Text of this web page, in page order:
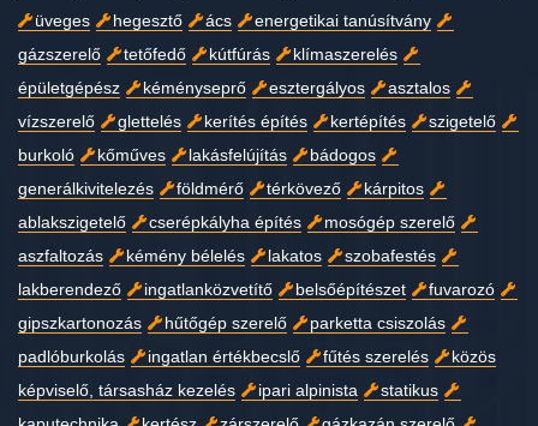
üveges
hegesztő ács
energetikai tanúsítvány
gázszerelő
tetőfedő kútfúrás
klímaszerelés
épületgépész
kéményseprő esztergályos
asztalos
vízszerelő
glettelés kerítés építés kertépítés
szigetelő
burkoló
kőműves lakásfelújítás
bádogos
generálkivitelezés
földmérő térkövező
kárpitos
ablakszigetelő
cserépkályha építés
mosógép szerelő
aszfaltozás
kémény bélelés lakatos
szobafestés
lakberendező
ingatlanközvetítő belsőépítészet
fuvarozó
gipszkartonozás
hűtőgép szerelő
parketta csiszolás
padlóburkolás
ingatlan értékbecslő fűtés szerelés
közös
képviselő, társasház kezelés
ipari alpinista
statikus